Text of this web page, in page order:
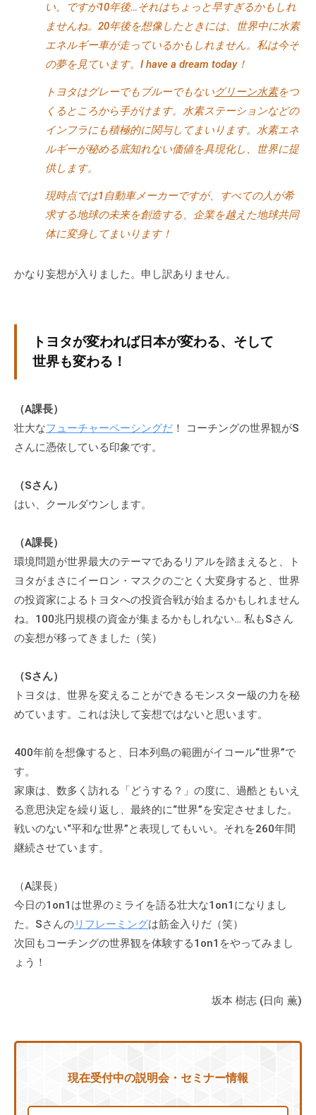
い。ですが10年後…それはちょっと早すぎるかもしれ
ませんね。20年後を想像したときには、世界中に水素
エネルギー車が走っているかもしれません。私は今そ
の夢を見ています。I have a dream today！
トヨタはグレーでもブルーでもないグリーン水素をつ
くるところから手がけます。水素ステーションなどの
インフラにも積極的に関与してまいります。水素エネ
ルギーが秘める底知れない価値を具現化し、世界に提
供します。
現時点では1自動車メーカーですが、すべての人が希
求する地球の未来を創造する、企業を越えた地球共同
体に変身してまいります！
かなり妄想が入りました。申し訳ありません。
トヨタが変われば日本が変わる、そして
世界も変わる！
（A課長）
壮大なフューチャーペーシングだ ！ コーチングの世界観がS
さんに憑依している印象です。
（Sさん）
はい、クールダウンします。
（A課長）
環境問題が世界最大のテーマであるリアルを踏まえると、ト
ヨタがまさにイーロン・マスクのごとく大変身すると、世界
の投資家によるトヨタへの投資合戦が始まるかもしれません
ね。100兆円規模の資金が集まるかもしれない… 私もSさん
の妄想が移ってきました（笑）
（Sさん）
トヨタは、世界を変えることができるモンスター級の力を秘
めています。これは決して妄想ではないと思います。
400年前を想像すると、日本列島の範囲がイコール“世界”で
す。
家康は、数多く訪れる「どうする？」の度に、過酷ともいえ
る意思決定を繰り返し、最終的に“世界”を安定させました。
戦いのない“平和な世界”と表現してもいい。それを260年間
継続させています。
（A課長）
今日の1on1は世界のミライを語る壮大な1on1になりまし
た。Sさんのリフレーミングは筋金入りだ（笑）
次回もコーチングの世界観を体験する1on1をやってみまし
ょう！
坂本 樹志 (日向 薫)
現在受付中の説明会・セミナー情報